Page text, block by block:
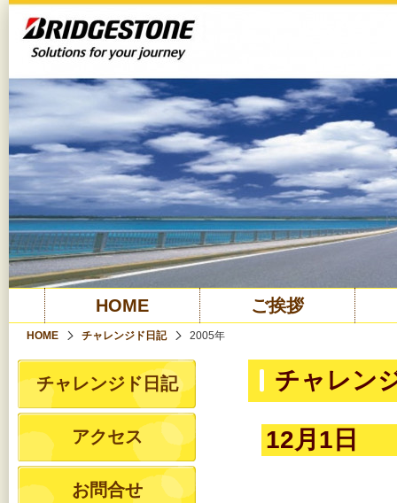
HOME ご挨拶
HOME チャレンジド日記 2005年
チャレンジド日記
アクセス
お問合せ
チャレン
12月1日